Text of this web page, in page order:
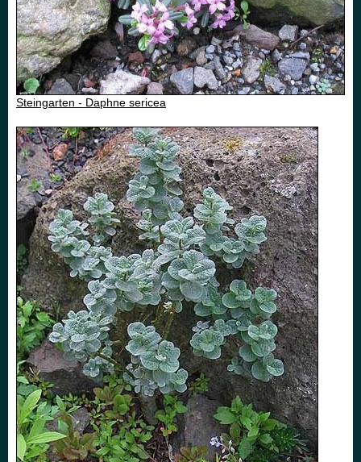
Steingarten - Daphne sericea